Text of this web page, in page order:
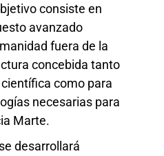
consiste en
avanzado
fuera de la
concebida tanto
como para
necesarias para
Marte.
desarrollará